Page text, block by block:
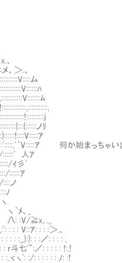
＞.、
ム
ﾊ
ﾑ
ノﾘ
ｱ
ｱ 何か始まっちゃいま
人ｱ
ｲ彡'
ｱ
ノ
ﾉ
ﾒ、_
:V/≧x､.._
ｱ: : : :＞.、
: :／: : : : ,
斗七'":／: : : : : !:.!
': :/: : : : : : ﾉ: :!